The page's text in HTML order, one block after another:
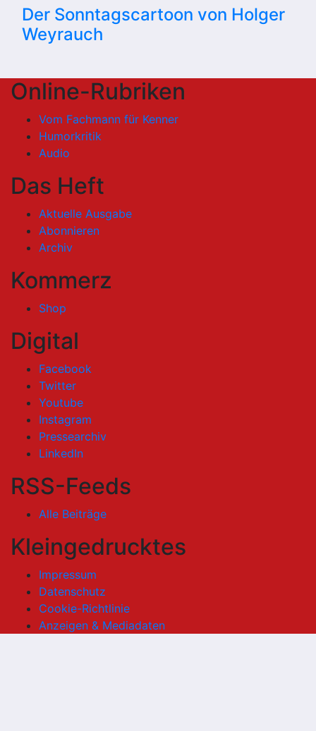
Der Sonntagscartoon von Holger
Weyrauch
Online-Rubriken
Vom Fachmann für Kenner
Humorkritik
Audio
Das Heft
Aktuelle Ausgabe
Abonnieren
Archiv
Kommerz
Shop
Digital
Facebook
Twitter
Youtube
Instagram
Pressearchiv
LinkedIn
RSS-Feeds
Alle Beiträge
Kleingedrucktes
Impressum
Datenschutz
Cookie-Richtlinie
Anzeigen & Mediadaten